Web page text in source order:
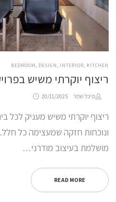
POSTED
BEDROOM DESIGN INTERIOR KITCHEN
ריצוף יוקרתי משיש
by
מיכל שמר
Posted 20/11/2025
ריצוף יוקרתי משיש מעניק לכל
ונוכחות חזקה שמעצימה כל
מושלמת בעיצוב מודרני…
READ MORE